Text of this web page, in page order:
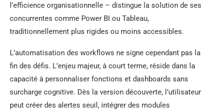
l’efficience organisationnelle – distingue la solution de ses
concurrentes comme Power BI ou Tableau,
traditionnellement plus rigides ou moins accessibles.
L’automatisation des workflows ne signe cependant pas la
fin des défis. L’enjeu majeur, à court terme, réside dans la
capacité à personnaliser fonctions et dashboards sans
surcharge cognitive. Dès la version découverte, l’utilisateur
peut créer des alertes seuil, intégrer des modules